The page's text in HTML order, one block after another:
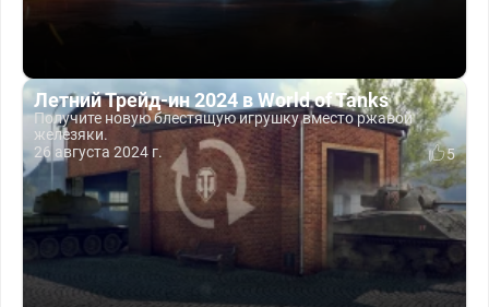
Летний Трейд-ин 2024 в World of Tanks
Получите новую блестящую игрушку вместо ржавой
железяки.
26 августа 2024 г.
5